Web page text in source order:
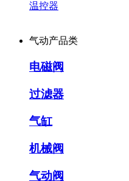
温控器
气动产品类
电磁阀
过滤器
气缸
机械阀
气动阀